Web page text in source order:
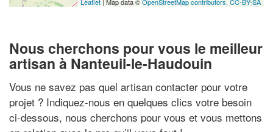
Nous cherchons pour vous le meilleur
artisan à Nanteuil-le-Haudouin
Vous ne savez pas quel artisan contacter pour votre
projet ? Indiquez-nous en quelques clics votre besoin
ci-dessous, nous cherchons pour vous et vous mettons